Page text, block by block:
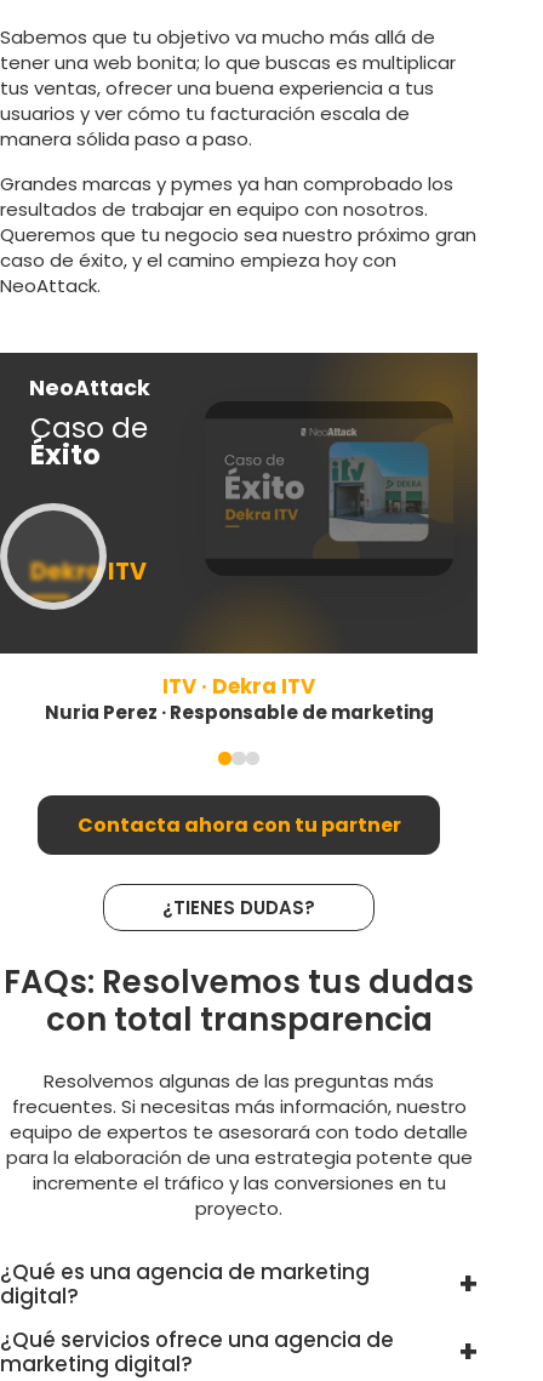
NeoAttack
Caso de
Éxito
Dekra ITV
ITV · Dekra ITV
Nuria Perez · Responsable de marketing
Sabemos que tu objetivo va mucho más allá de
tener una web bonita; lo que buscas es multiplicar
tus ventas, ofrecer una buena experiencia a tus
usuarios y ver cómo tu facturación escala de
manera sólida paso a paso.
Grandes marcas y pymes ya han comprobado los
resultados de trabajar en equipo con nosotros.
Queremos que tu negocio sea nuestro próximo gran
caso de éxito, y el camino empieza hoy con
NeoAttack.
Contacta ahora con tu partner
¿TIENES DUDAS?
FAQs: Resolvemos tus dudas
con total transparencia
Resolvemos algunas de las preguntas más
frecuentes. Si necesitas más información, nuestro
equipo de expertos te asesorará con todo detalle
para la elaboración de una estrategia potente que
incremente el tráfico y las conversiones en tu
proyecto.
¿Qué es una agencia de marketing
digital?
¿Qué servicios ofrece una agencia de
marketing digital?